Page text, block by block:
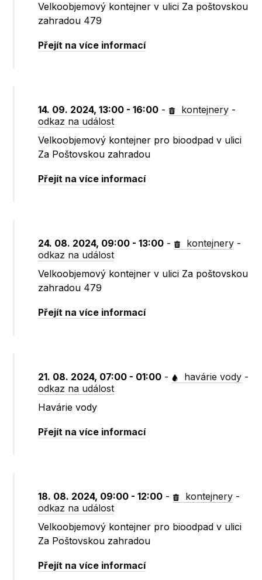
Velkoobjemový kontejner v ulici Za poštovskou
zahradou 479
Přejít na více informací
14. 09. 2024, 13:00 - 16:00 - kontejnery -
odkaz na událost
Velkoobjemový kontejner pro bioodpad v ulici
Za Poštovskou zahradou
Přejít na více informací
24. 08. 2024, 09:00 - 13:00 - kontejnery -
odkaz na událost
Velkoobjemový kontejner v ulici Za poštovskou
zahradou 479
Přejít na více informací
21. 08. 2024, 07:00 - 01:00 - havárie vody -
odkaz na událost
Havárie vody
Přejít na více informací
18. 08. 2024, 09:00 - 12:00 - kontejnery -
odkaz na událost
Velkoobjemový kontejner pro bioodpad v ulici
Za Poštovskou zahradou
Přejít na více informací